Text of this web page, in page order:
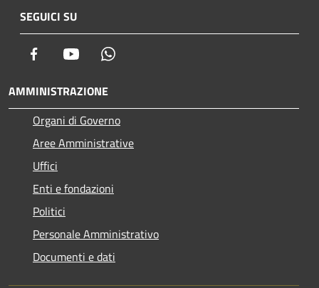
SEGUICI SU
Facebook Youtube
AMMINISTRAZIONE
Organi di Governo
Aree Amministrative
Uffici
Enti e fondazioni
Politici
Personale Amministrativo
Documenti e dati